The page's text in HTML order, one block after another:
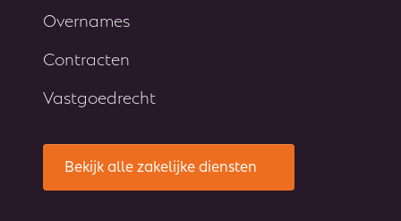
Overnames
Contracten
Vastgoedrecht
Bekijk alle zakelijke diensten